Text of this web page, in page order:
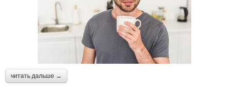
читать дальше →